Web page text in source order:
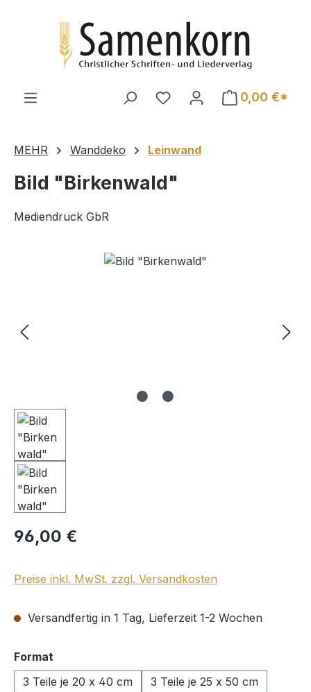
0,00 €*
MEHR Wanddeko Leinwand
Bild "Birkenwald"
Mediendruck GbR
Bildergalerie überspringen
Regulärer Preis:
96,00 €
Preise inkl. MwSt. zzgl. Versandkosten
Versandfertig in 1 Tag, Lieferzeit 1-2 Wochen
Format
3 Teile je 20 x 40 cm
3 Teile je 25 x 50 cm